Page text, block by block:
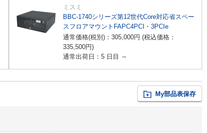
ミスミ
BBC-1740シリーズ第12世代Core対応省スペー
スフロアマウントFAPC4PCI・3PCIe
通常価格(税別)： 305,000円 (税込価格：
335,500円)
通常出荷日：5 日目 ～
My部品表保存